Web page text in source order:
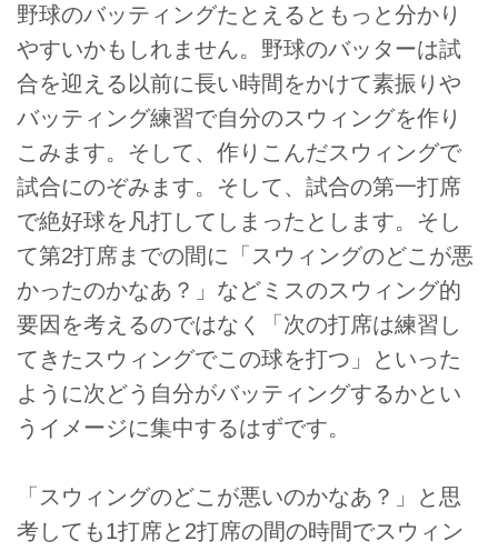
野球のバッティングたとえるともっと分かり
やすいかもしれません。野球のバッターは試
合を迎える以前に長い時間をかけて素振りや
バッティング練習で自分のスウィングを作り
こみます。そして、作りこんだスウィングで
試合にのぞみます。そして、試合の第一打席
で絶好球を凡打してしまったとします。そし
て第2打席までの間に「スウィングのどこが悪
かったのかなあ？」などミスのスウィング的
要因を考えるのではなく「次の打席は練習し
てきたスウィングでこの球を打つ」といった
ように次どう自分がバッティングするかとい
うイメージに集中するはずです。
「スウィングのどこが悪いのかなあ？」と思
考しても1打席と2打席の間の時間でスウィン